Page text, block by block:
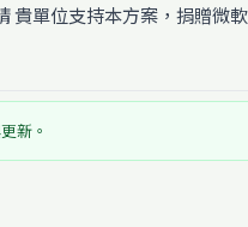
單位支持本方案，捐贈微
新。